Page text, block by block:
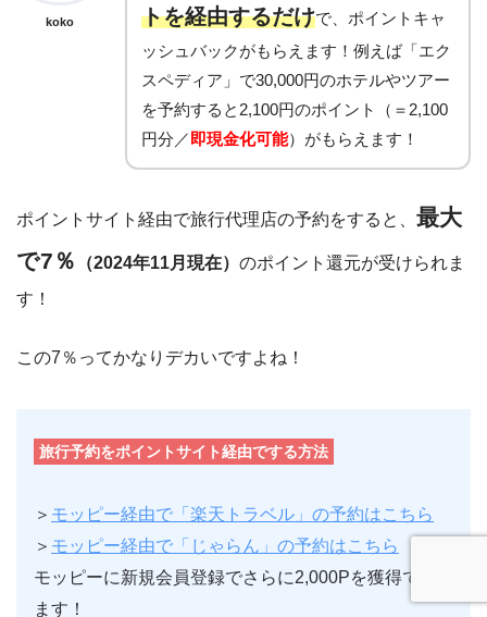
koko
トを経由するだけで、ポイントキャ
ッシュバックがもらえます！例えば「エク
スペディア」で30,000円のホテルやツアー
を予約すると2,100円のポイント（＝2,100
円分／ 即現金化可能）がもらえます！
ポイントサイト経由で旅行代理店の予約をすると、 最大
で7％
（2024年11月現在） のポイント還元が受けられま
す！
この7％ってかなりデカいですよね！
旅行予約をポイントサイト経由でする方法
＞ モッピー経由で「楽天トラベル」の予約はこちら
＞ モッピー経由で「じゃらん」の予約はこちら
モッピーに新規会員登録でさらに2,000Pを獲得でき
ます！